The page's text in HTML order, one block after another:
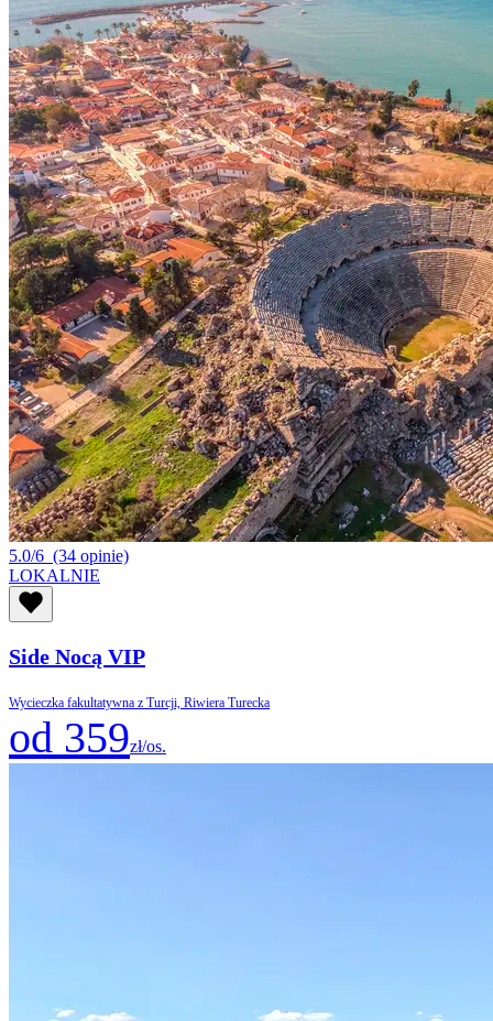
5.0/6 (34 opinie)
LOKALNIE
Side Nocą VIP
Wycieczka fakultatywna z Turcji, Riwiera Turecka
od 359zł/os.